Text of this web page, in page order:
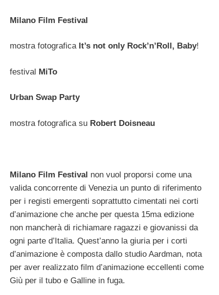
Milano Film Festival
mostra fotografica It’s not only Rock’n’Roll, Baby!
festival MiTo
Urban Swap Party
mostra fotografica su Robert Doisneau
Milano Film Festival non vuol proporsi come una
valida concorrente di Venezia un punto di riferimento
per i registi emergenti soprattutto cimentati nei corti
d’animazione che anche per questa 15ma edizione
non mancherà di richiamare ragazzi e giovanissi da
ogni parte d’Italia. Quest’anno la giuria per i corti
d’animazione è composta dallo studio Aardman, nota
per aver realizzato film d’animazione eccellenti come
Giù per il tubo e Galline in fuga.